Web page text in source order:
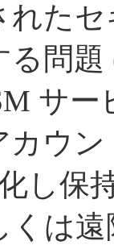
れた
る問題
サー
カウ
し保
くは